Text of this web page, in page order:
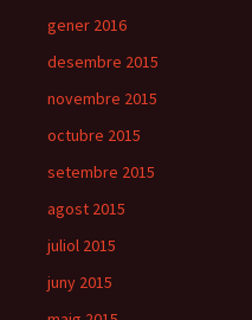
gener 2016
desembre 2015
novembre 2015
octubre 2015
setembre 2015
agost 2015
juliol 2015
juny 2015